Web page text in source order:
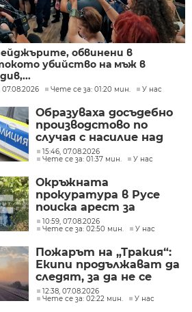
обвинени в
убийство на мъж в
07.08.2026 Чете се за: 01:20 мин. У нас
Образуваха досъдебно
производстово по
случая с насилие над
дете в Радомир
15:46, 07.08.2026
Чете се за: 01:37 мин.
У нас
Окръжната
прокуратура в Русе
поиска арест за
петима от
участниците в
разбитата
лаборатория за
фентанил
10:59, 07.08.2026
Чете се за: 02:50 мин.
У нас
Пожарът на „Тракия“:
Екипи продължават да
следят, за да не се
разпространява
огънят
12:38, 07.08.2026
Чете се за: 02:22 мин.
У нас